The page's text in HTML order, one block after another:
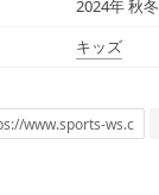
2024年 秋冬
キッズ